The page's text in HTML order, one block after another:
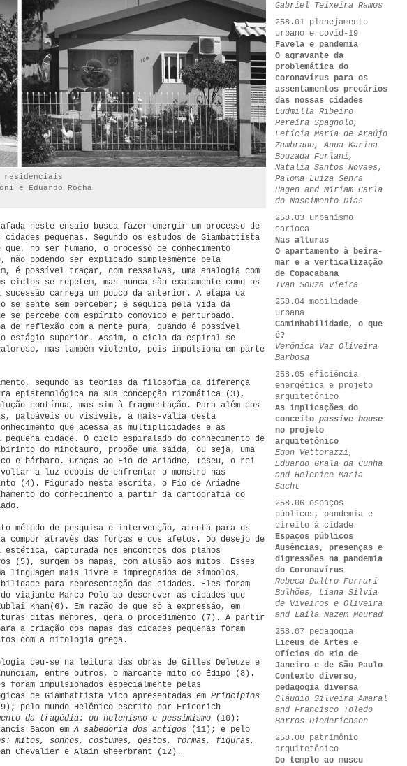
residenciais
e Eduardo Rocha
neste ensaio busca fazer emergir um processo de
cidades pequenas. Segundo os estudos de Giambattista
no ser humano, o processo de conhecimento
não podendo ser explicado simplesmente pela
é possível traçar, com ressalvas, uma analogia com
ciclos se repetem, mas nunca são exatamente como os
sucessão carrega um pouco da anterior. A etapa da
se sente sem perceber; é seguida pela vida da
se percebe com espírito comovido e perturbado.
de reflexão com a mente pura, quando é possível
estágio superior. Assim, o ciclo da espiral se
mas também violento, pois impulsiona em parte
segundo as teorias da filosofia da diferença
epistemológica na sua concepção rizomática (3),
contínua, mas sim à fragmentação. Para além dos
palpáveis ou visíveis, a mais-valia desta
que acessa as multiplicidades e as
pequena cidade. O ciclo espiralado do conhecimento de
do Minotauro, propõe uma saída, ou seja, uma
e bárbaro. Graças ao Fio de Ariadne, Teseu, o rei
voltar a luz depois de enfrentar o monstro nas
(4). Figurado nesta escrita, o Fio de Ariadne
do conhecimento a partir da cartografia do
método de pesquisa e intervenção, atenta para os
compor através das forças e dos afetos. Do desejo de
estética, capturada nos encontros dos planos
(5), surgem os mapas, com alusão aos mitos. Esses
linguagem mais livre e impregnados de símbolos,
para representação das cidades. Eles foram
viajante Marco Polo ao descrever as cidades que
Khan(6). Em razão de que só a expressão, em
ditas menores, gera o procedimento (7). A partir
a criação dos mapas das cidades pequenas foram
com a mitologia grega.
deu-se na leitura das obras de Gilles Deleuze e
entre outros, o marcante mito do Édipo (8).
foram impulsionados especialmente pelas
de Giambattista Vico apresentadas em Princípios
pelo mundo Helênico escrito por Friedrich
da tragédia: ou helenismo e pessimismo
(10);
Bacon emA sabedoria dos antigos
(11); e pelo
mitos, sonhos, costumes, gestos, formas, figuras,
Chevalier e Alain Gheerbrant (12).
Gabriel Teixeira Ramos
258.01 planejamento
urbano e covid-19
Favela e pandemia
O agravante da
problemática do
coronavírus para os
assentamentos precários
das nossas cidades
Ludmilla Ribeiro
Pereira Spagnolo,
Letícia Maria de Araújo
Zambrano, Anna Karina
Bouzada Furlani,
Natalia Santos Novaes,
Paloma Luiza Senra
Hagen and Miriam Carla
do Nascimento Dias
258.03 urbanismo
carioca
Nas alturas
O apartamento à beira-
mar e a verticalização
de Copacabana
Ivan Souza Vieira
258.04 mobilidade
urbana
Caminhabilidade, o que
é?
Verônica Vaz Oliveira
Barbosa
258.05 eficiência
energética e projeto
arquitetônico
As implicações do
conceito passive house
no projeto
arquitetônico
Egon Vettorazzi,
Eduardo Grala da Cunha
and Helenice Maria
Sacht
258.06 espaços
públicos, pandemia e
direito à cidade
Espaços públicos
Ausências, presenças e
digressões na pandemia
do Coronavírus
Rebeca Daltro Ferrari
Bulhões, Liana Silvia
de Viveiros e Oliveira
and Laila Nazem Mourad
258.07 pedagogia
Liceus de Artes e
Ofícios do Rio de
Janeiro e de São Paulo
Contexto diverso,
pedagogia diversa
Cláudio Silveira Amaral
and Francisco Toledo
Barros Diederichsen
258.08 patrimônio
arquitetônico
Do templo ao museu